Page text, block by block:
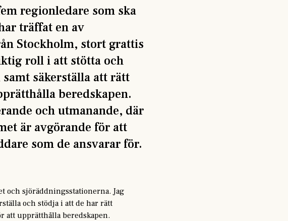
regionledare som ska
träffat en av
Stockholm, stort grattis
roll i att stötta och
säkerställa att rätt
beredskapen.
och utmanande, där
är avgörande för att
som de ansvarar för.
och sjöräddningsstationerna. Jag
och stödja i att de har rätt
upprätthålla beredskapen.